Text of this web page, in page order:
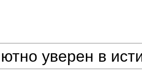
уверен в